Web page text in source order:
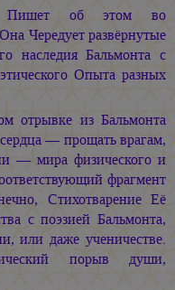
Пишет об этом во
Чередует развёрнутые
наследия Бальмонта с
Опыта разных
отрывке из Бальмонта
— прощать врагам,
— мира физического и
фрагмент
Стихотварение Её
с поэзией Бальмонта,
или даже ученичестве.
порыв души,